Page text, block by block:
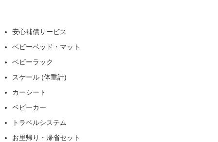
安心補償サービス
ベビーベッド・マット
ベビーラック
スケール (体重計)
カーシート
ベビーカー
トラベルシステム
お里帰り・帰省セット